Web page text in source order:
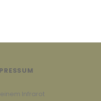
Infrarot